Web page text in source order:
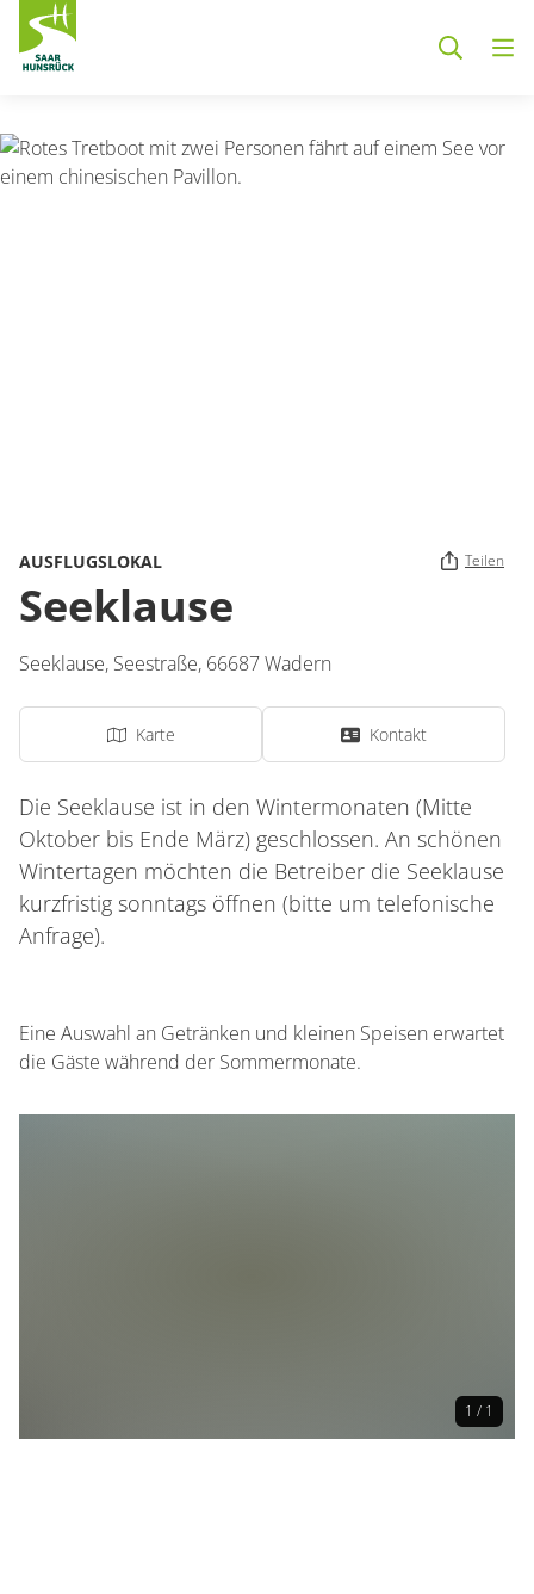
AUSFLUGSLOKAL Teilen
Seeklause
Seeklause, Seestraße, 66687Wadern
Karte Kontakt
Die Seeklause ist in den Wintermonaten (Mitte
Oktober bis Ende März) geschlossen. An schönen
Wintertagen möchten die Betreiber die Seeklause
kurzfristig sonntags öffnen (bitte um telefonische
Anfrage).
Eine Auswahl an Getränken und kleinen Speisen erwartet
die Gäste während der Sommermonate.
1 / 1